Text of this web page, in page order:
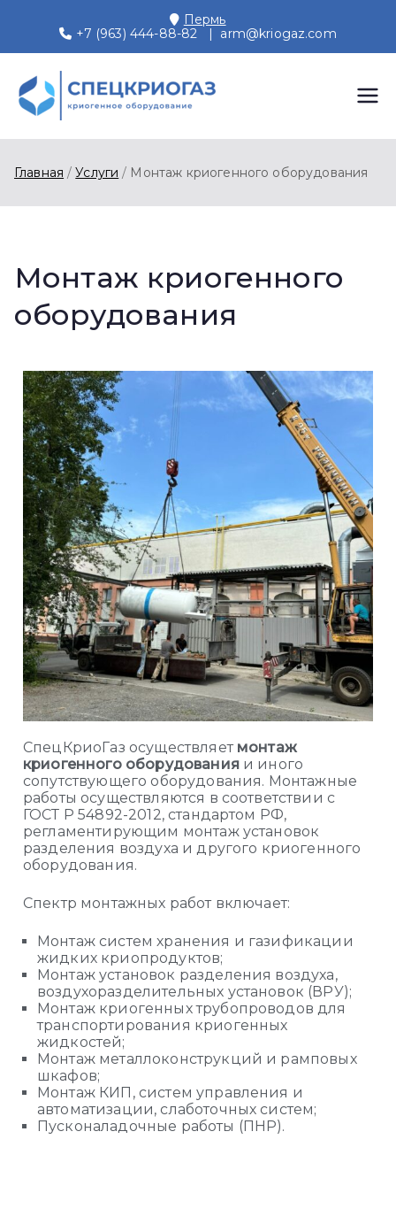
Пермь
+7 (963) 444-88-82 | arm@kriogaz.com
Производство и поставки
Главная Услуги Монтаж криогенного оборудования
Монтаж криогенного
оборудования
СпецКриоГаз осуществляет монтаж
криогенного оборудованияи иного
сопутствующего оборудования. Монтажные
работы осуществляются в соответствии с
ГОСТ Р 54892-2012, стандартом РФ,
регламентирующим монтаж установок
разделения воздуха и другого криогенного
оборудования.
Спектр монтажных работ включает:
Монтаж систем хранения и газификации
жидких криопродуктов;
Монтаж установок разделения воздуха,
воздухоразделительных установок (ВРУ);
Монтаж криогенных трубопроводов для
транспортирования криогенных
жидкостей;
Монтаж металлоконструкций и рамповых
шкафов;
Монтаж КИП, систем управления и
автоматизации, слаботочных систем;
Пусконаладочные работы (ПНР).